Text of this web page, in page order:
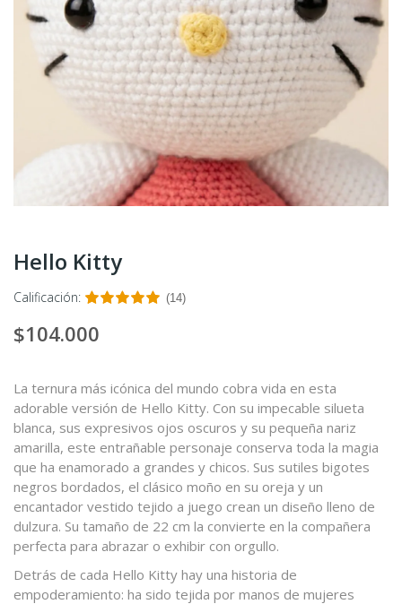
Hello Kitty
Calificación: (14)
$104.000
La ternura más icónica del mundo cobra vida en esta
adorable versión de Hello Kitty. Con su impecable silueta
blanca, sus expresivos ojos oscuros y su pequeña nariz
amarilla, este entrañable personaje conserva toda la magia
que ha enamorado a grandes y chicos. Sus sutiles bigotes
negros bordados, el clásico moño en su oreja y un
encantador vestido tejido a juego crean un diseño lleno de
dulzura. Su tamaño de 22 cm la convierte en la compañera
perfecta para abrazar o exhibir con orgullo.
Detrás de cada Hello Kitty hay una historia de
empoderamiento: ha sido tejida por manos de mujeres